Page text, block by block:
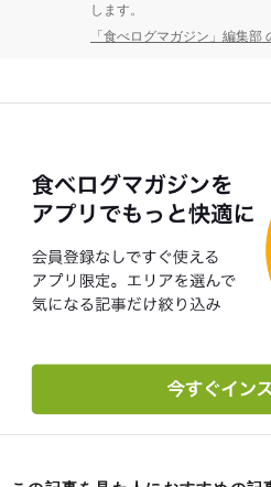
します。
「食べログマガジン」編集部